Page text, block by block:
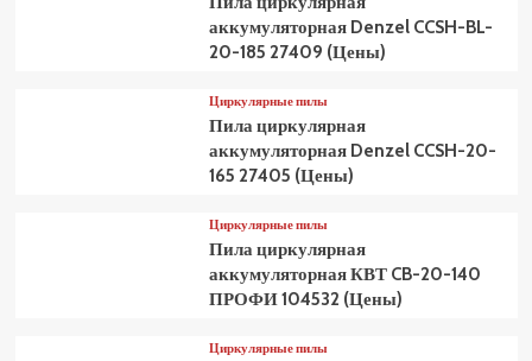
аккумуляторная Denzel CCSH-BL-
20-185 27409 (Цены)
Циркулярные пилы
Пила циркулярная
аккумуляторная Denzel CCSH-20-
165 27405 (Цены)
Циркулярные пилы
Пила циркулярная
аккумуляторная КВТ CB-20-140
ПРОФИ 104532 (Цены)
Циркулярные пилы